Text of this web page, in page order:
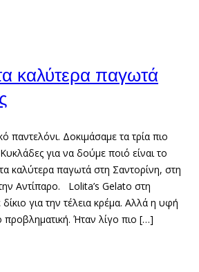
καλύτερα παγωτά
παντελόνι. Δοκιμάσαμε τα τρία πιο
για να δούμε ποιό είναι το
καλύτερα παγωτά στη Σαντορίνη, στη
Αντίπαρο. Lolita’s Gelato στη
για την τέλεια κρέμα. Αλλά η υφή
Ήταν λίγο πιο […]